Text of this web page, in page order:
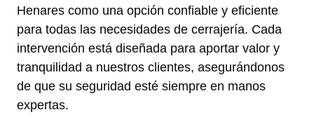
Henares como una opción confiable y eficiente
para todas las necesidades de cerrajería. Cada
intervención está diseñada para aportar valor y
tranquilidad a nuestros clientes, asegurándonos
de que su seguridad esté siempre en manos
expertas.